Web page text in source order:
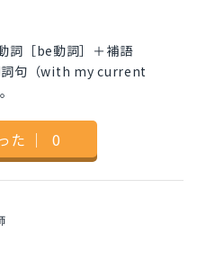
詞［be動詞］＋補語
詞句（with my current
た ｜ 0